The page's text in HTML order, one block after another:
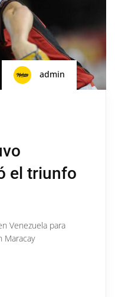
admin
el triunfo
Venezuela para
Maracay